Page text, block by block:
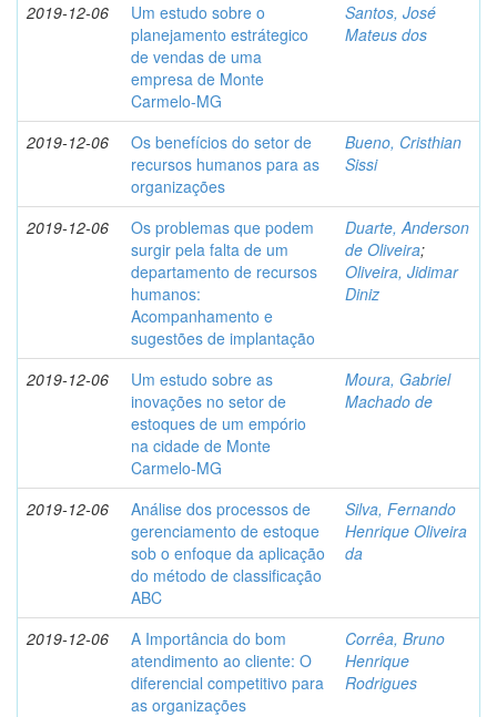
2019-12-06
Um estudo sobre o
planejamento estrátegico
de vendas de uma
empresa de Monte
Carmelo-MG
Santos, José
Mateus dos
2019-12-06
Os benefícios do setor de
recursos humanos para as
organizações
Bueno, Cristhian
Sissi
2019-12-06
Os problemas que podem
surgir pela falta de um
departamento de recursos
humanos:
Acompanhamento e
sugestões de implantação
Duarte, Anderson
de Oliveira;
Oliveira, Jidimar
Diniz
2019-12-06
Um estudo sobre as
inovações no setor de
estoques de um empório
na cidade de Monte
Carmelo-MG
Moura, Gabriel
Machado de
2019-12-06
Análise dos processos de
gerenciamento de estoque
sob o enfoque da aplicação
do método de classificação
ABC
Silva, Fernando
Henrique Oliveira
da
2019-12-06
A Importância do bom
atendimento ao cliente: O
diferencial competitivo para
as organizações
Corrêa, Bruno
Henrique
Rodrigues